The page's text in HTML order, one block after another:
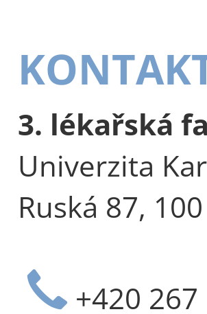
3. lékařská
Univerzita
Ruská 87,
+420